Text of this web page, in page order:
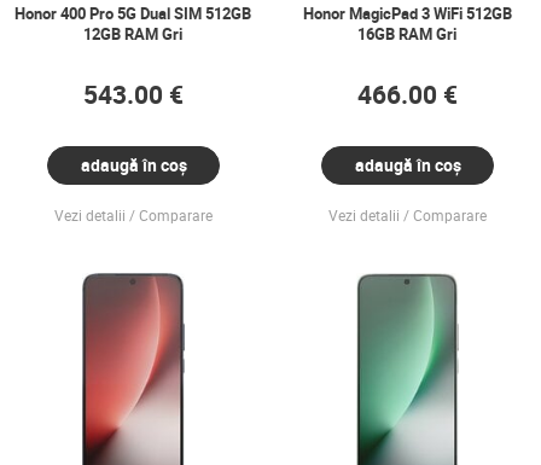
Honor 400 Pro 5G Dual SIM 512GB
12GB RAM Gri
543.00 €
adaugă în coș
Vezi detalii Comparare
Honor MagicPad 3 WiFi 512GB
16GB RAM Gri
466.00 €
adaugă în coș
Vezi detalii Comparare